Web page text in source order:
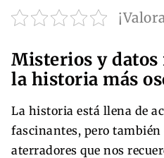
Misterios y datos
la historia más
La historia está llena de
fascinantes, pero también
aterradores que nos